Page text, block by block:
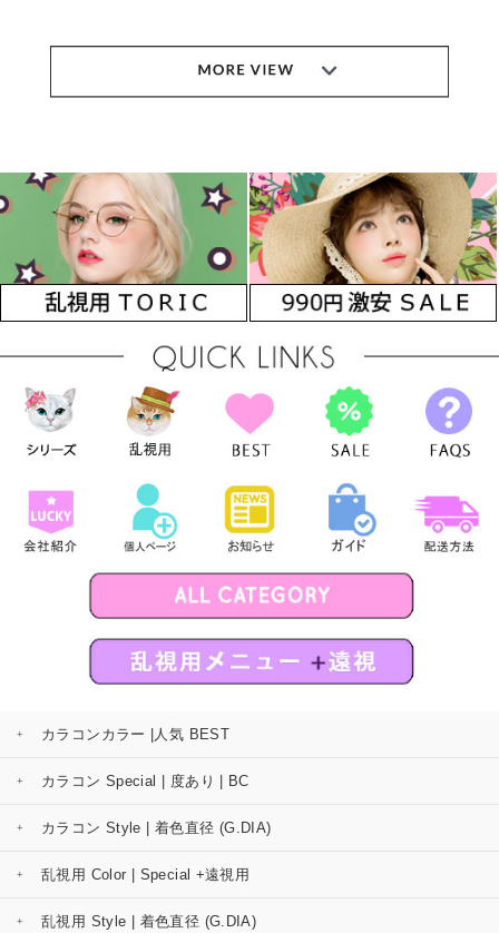
カラコンカラー |人気 BEST
カラコン Special | 度あり | BC
カラコン Style | 着色直径 (G.DIA)
乱視用 Color | Special +遠視用
乱視用 Style | 着色直径 (G.DIA)